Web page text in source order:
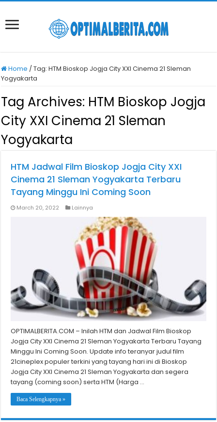
Home /Tag:HTM Bioskop Jogja City XXI Cinema 21 Sleman
Yogyakarta
Tag Archives: HTM Bioskop Jogja
City XXI Cinema 21 Sleman
Yogyakarta
HTM Jadwal Film Bioskop Jogja City XXI
Cinema 21 Sleman Yogyakarta Terbaru
Tayang Minggu Ini Coming Soon
March 20, 2022 Lainnya
OPTIMALBERITA.COM – Inilah HTM dan Jadwal Film Bioskop
Jogja City XXI Cinema 21 Sleman Yogyakarta Terbaru Tayang
Minggu Ini Coming Soon. Update info teranyar judul film
21cineplex populer terkini yang tayang hari ini di Bioskop
Jogja City XXI Cinema 21 Sleman Yogyakarta dan segera
tayang (coming soon) serta HTM (Harga …
Baca Selengkapnya »